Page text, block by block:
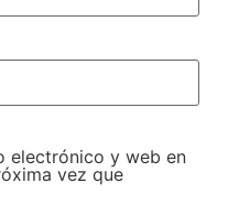
electrónico y web en
vez que